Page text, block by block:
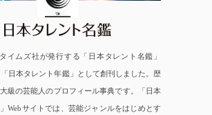
イムズ社が発行する「日本タレント名鑑」
日本タレント年鑑」として創刊しました。歴
級の芸能人のプロフィール事典です。「日本
Webサイトでは、芸能ジャンルをはじめとす